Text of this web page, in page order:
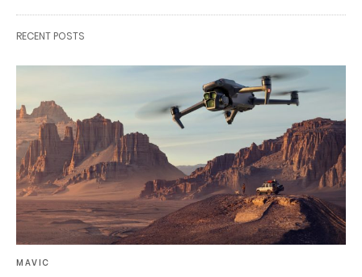
RECENT POSTS
MAVIC